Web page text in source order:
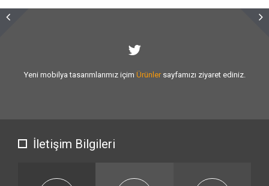
Sizlere vermiş olduğumuzhizmet kalitesiniartırmak için var gücümüzle
İletişim Bilgileri